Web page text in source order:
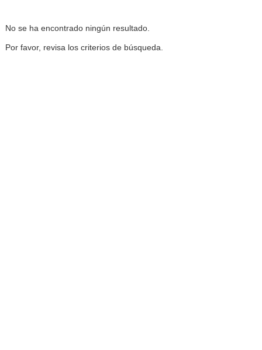
No se ha encontrado ningún resultado.
Por favor, revisa los criterios de búsqueda.